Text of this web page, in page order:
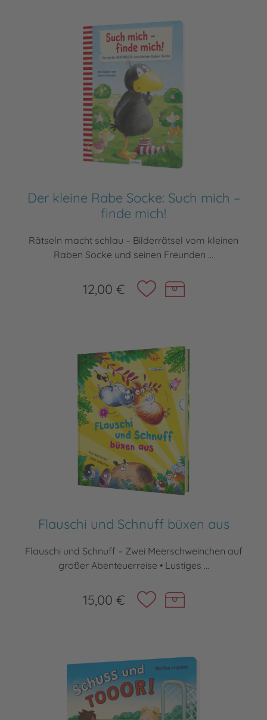
Der kleine Rabe Socke: Such mich –
finde mich!
Rätseln macht schlau – Bilderrätsel vom kleinen
Raben Socke und seinen Freunden ...
12,00 €
Flauschi und Schnuff büxen aus
Flauschi und Schnuff – Zwei Meerschweinchen auf
großer Abenteuerreise • Lustiges ...
15,00 €